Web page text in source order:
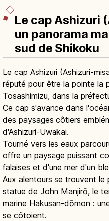
Le cap Ashizuri
un panorama
sud de Shikoku
Le cap Ashizuri (Ashizuri-
réputé pour être la pointe la
Tosashimizu, dans la
Ce cap s'avance dans
des paysages côtiers
d'Ashizuri-Uwakai.
Tourné vers les eaux
offre un paysage puissant
falaises et d'une mer d'un
Aux alentours se trouvent le
statue de John Manjirō, le
marine Hakusan-dōmon :
se côtoient.